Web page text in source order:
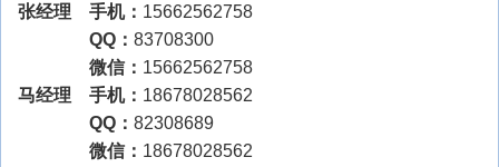
张经理 手机： 15662562758
QQ： 83708300
微信： 15662562758
马经理 手机： 18678028562
QQ： 82308689
微信： 18678028562